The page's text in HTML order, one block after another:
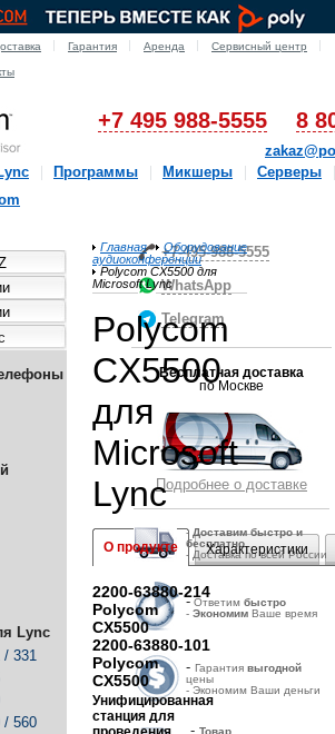
Гарантия Аренда Сервисный центр
+7 495 988-5555 8
Программы Микшеры
Серверы
Lync
/ 331
/ 560
+7-495-988-5555
WhatsApp
Telegram
Бесплатная доставка
по Москве
Подробнее о доставке
- Доставим быстро и
бесплатно
- Доставка по всей России
- Ответим быстро
- Экономим Ваше время
- Гарантия выгодной
цены
- Экономим Ваши деньги
- Товар
Главная
Оборудование
аудиоконференции
Polycom CX5500 для
Microsoft Lync
Polycom
CX5500
для
Microsoft
Lync
О продукте Характеристики
2200-63880-214
Polycom
CX5500
2200-63880-101
Polycom
CX5500
Унифицированная
станция для